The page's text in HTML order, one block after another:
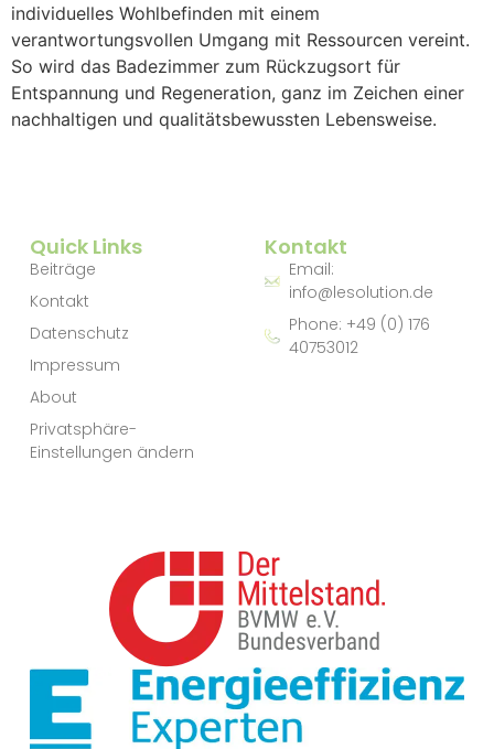
individuelles Wohlbefinden mit einem
verantwortungsvollen Umgang mit Ressourcen vereint.
So wird das Badezimmer zum Rückzugsort für
Entspannung und Regeneration, ganz im Zeichen einer
nachhaltigen und qualitätsbewussten Lebensweise.
Quick Links
Beiträge
Kontakt
Datenschutz
Impressum
About
Privatsphäre-
Einstellungen ändern
Kontakt
Email:
info@lesolution.de
Phone: +49 (0) 176
40753012